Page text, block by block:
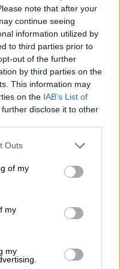
note that after your
continue seeing
information utilized by
to third parties prior to
out of the further
by third parties on the
This information may
on the IAB’s List of
disclose it to other
one or more Google
You may click to
its third-party tags to
in below Google
Outs
of my
my
my
η οποία
χαλάρωση, είτε
δρόμους είτε
Γι’ αυτό
γρηγορότερα».
επόμενα μέτρα
βήμα;»,
κυβερνητικός
να αντέξει
τις
για τα
Μόλις
ότι θα
ΜΕΘ
. Σήμερα